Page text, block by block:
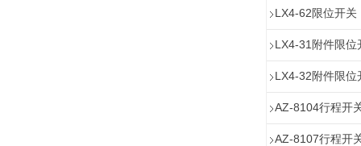
LX4-62限位开关
LX4-31附件限位
LX4-32附件限位
AZ-8104行程开
AZ-8107行程开